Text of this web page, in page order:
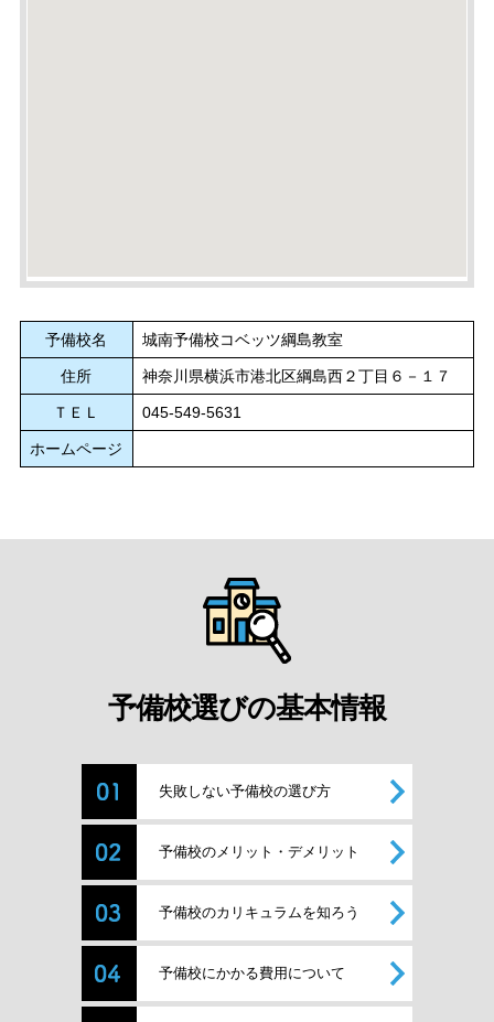
予備校名 城南予備校コベッツ綱島教室
住所 神奈川県横浜市港北区綱島西２丁目６－１７
ＴＥＬ 045-549-5631
ホームページ
予備校選びの基本情報
失敗しない予備校の選び方
予備校のメリット・デメリット
予備校のカリキュラムを知ろう
予備校にかかる費用について